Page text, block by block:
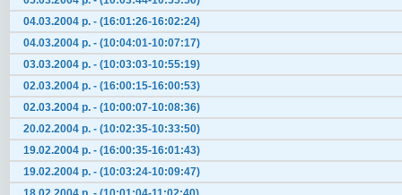
04.03.2004 р. - (16:01:26-16:02:24)
04.03.2004 р. - (10:04:01-10:07:17)
03.03.2004 р. - (10:03:03-10:55:19)
02.03.2004 р. - (16:00:15-16:00:53)
02.03.2004 р. - (10:00:07-10:08:36)
20.02.2004 р. - (10:02:35-10:33:50)
19.02.2004 р. - (16:00:35-16:01:43)
19.02.2004 р. - (10:03:24-10:09:47)